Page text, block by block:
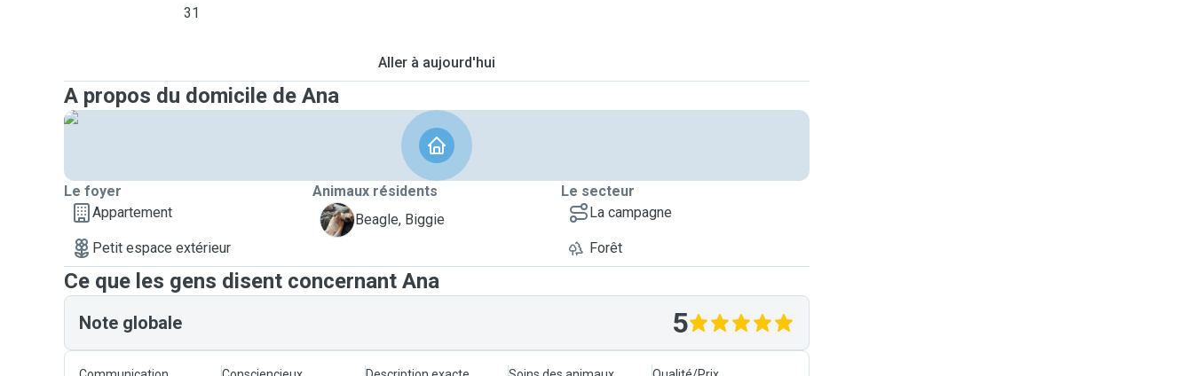
31
Aller à aujourd'hui
A propos du domicile de Ana
Le foyer
Appartement
Petit espace extérieur
Animaux résidents
B
Beagle, Biggie
Le secteur
La campagne
Forêt
Ce que les gens disent concernant Ana
Note globale 5